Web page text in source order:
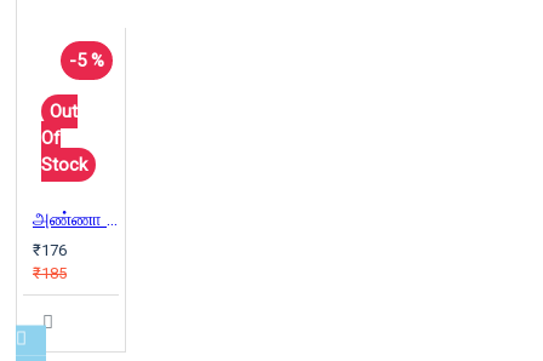
-5 %
Out
Of
Stock
அண்ணா ந்து பார்
₹176
₹185